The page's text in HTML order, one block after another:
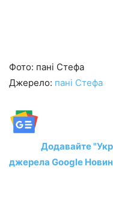
Фото: пані Стефа
Джерело: пані Стефа
Додавайте
джерела Google